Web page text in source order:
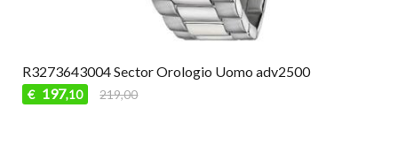
R3273643004 Sector Orologio Uomo adv2500
€ 197,10 219,00